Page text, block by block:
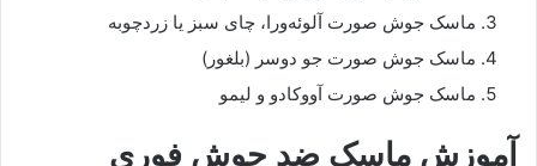
ماسک جوش صورت آلوئه‌ورا، چای سبز یا زردچوبه
ماسک جوش صورت جو دوسر (بلغور)
ماسک جوش صورت آووکادو و لیمو
آموزش ماسک ضد جوش فوری